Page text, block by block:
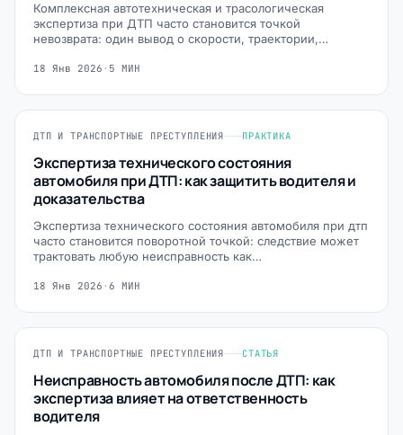
Комплексная автотехническая и трасологическая
экспертиза при ДТП часто становится точкой
невозврата: один вывод о скорости, траектории,…
18 Янв 2026 · 5 МИН
ДТП И ТРАНСПОРТНЫЕ ПРЕСТУПЛЕНИЯ ПРАКТИКА
Экспертиза технического состояния
автомобиля при ДТП: как защитить водителя и
доказательства
Экспертиза технического состояния автомобиля при дтп
часто становится поворотной точкой: следствие может
трактовать любую неисправность как…
18 Янв 2026 · 6 МИН
ДТП И ТРАНСПОРТНЫЕ ПРЕСТУПЛЕНИЯ СТАТЬЯ
Неисправность автомобиля после ДТП: как
экспертиза влияет на ответственность
водителя